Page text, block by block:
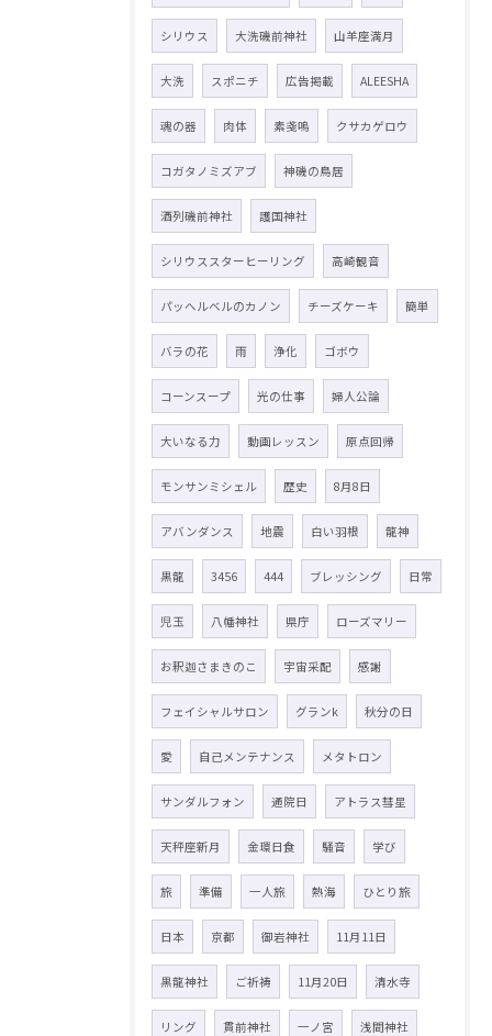
シリウス 大洗磯前神社 山羊座満月
大洗 スポニチ 広告掲載 ALEESHA
魂の器 肉体 素戔嗚 クサカゲロウ
コガタノミズアブ 神磯の鳥居
酒列磯前神社 護国神社
シリウススターヒーリング 高崎観音
パッヘルベルのカノン チーズケーキ 簡単
バラの花 雨 浄化 ゴボウ
コーンスープ 光の仕事 婦人公論
大いなる力 動画レッスン 原点回帰
モンサンミシェル 歴史 8月8日
アバンダンス 地震 白い羽根 龍神
黒龍 3456 444 ブレッシング 日常
児玉 八幡神社 県庁 ローズマリー
お釈迦さまきのこ 宇宙采配 感謝
フェイシャルサロン グランk 秋分の日
愛 自己メンテナンス メタトロン
サンダルフォン 通院日 アトラス彗星
天秤座新月 金環日食 騒音 学び
旅 準備 一人旅 熱海 ひとり旅
日本 京都 御岩神社 11月11日
黒龍神社 ご祈祷 11月20日 清水寺
リング 貫前神社 一ノ宮 浅間神社